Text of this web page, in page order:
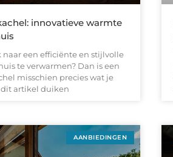
innovatieve warmte
naar een efficiënte en stijlvolle
te verwarmen? Dan is een
misschien precies wat je
artikel duiken
AANBIEDINGEN